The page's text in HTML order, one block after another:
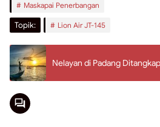
Maskapai Penerbangan
Topik: Lion Air JT-145
Nelayan di Padang